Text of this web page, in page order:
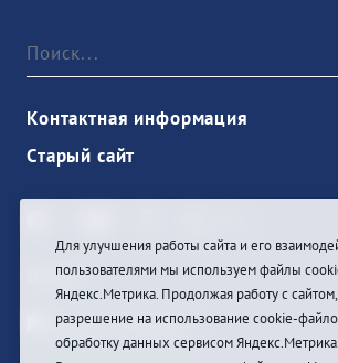
Контактная информация
Старый сайт
Войти
Для улучшения работы сайта и его
пользователями мы используем файлы
Яндекс.Метрика. Продолжая работу с
разрешение на использование cookie-
обработку данных сервисом Яндекс.Метрика.